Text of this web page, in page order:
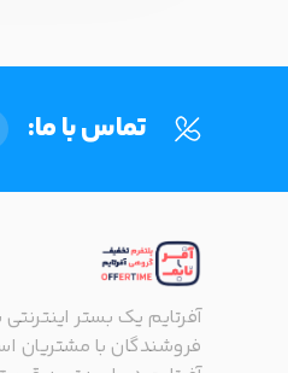
تماس با ما:
آفرتایم یک بستر
فروشندگان با